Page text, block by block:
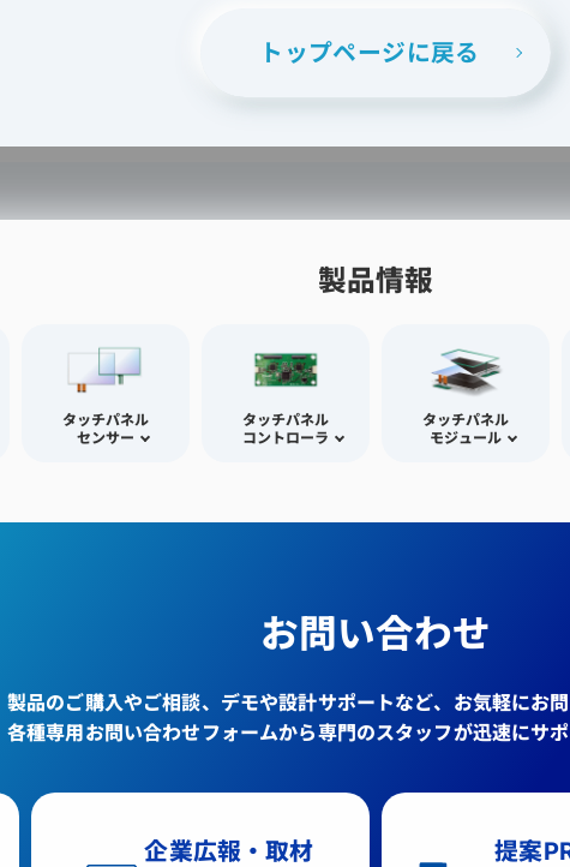
トップページに戻る
製品情報
タッチパネル
センサー
タッチパネル
コントローラ
タッチパネル
モジュール
お問い合わせ
製品のご購入やご相談、デモや設計サポートなど、お気軽にお問
各種専用お問い合わせフォームから専門のスタッフが迅速にサポ
企業広報・取材 提案